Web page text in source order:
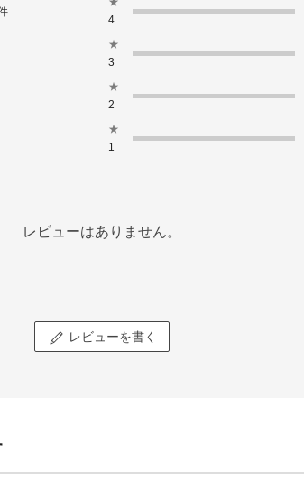
4
★
3
★
2
★
1
レビューはありません。
レビューを書く